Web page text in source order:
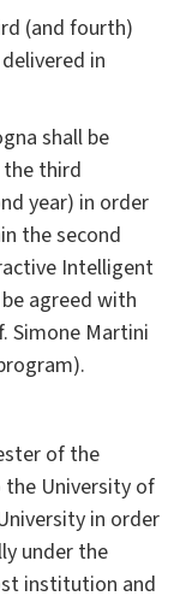
(and fourth)
in
shall be
third
year) in order
the second
Intelligent
agreed with
Simone Martini
of the
University of
in order
under the
institution and